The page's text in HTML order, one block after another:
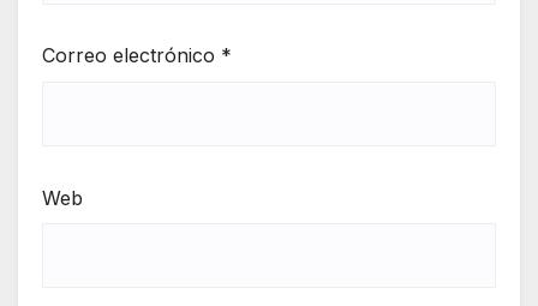
Correo electrónico *
Web